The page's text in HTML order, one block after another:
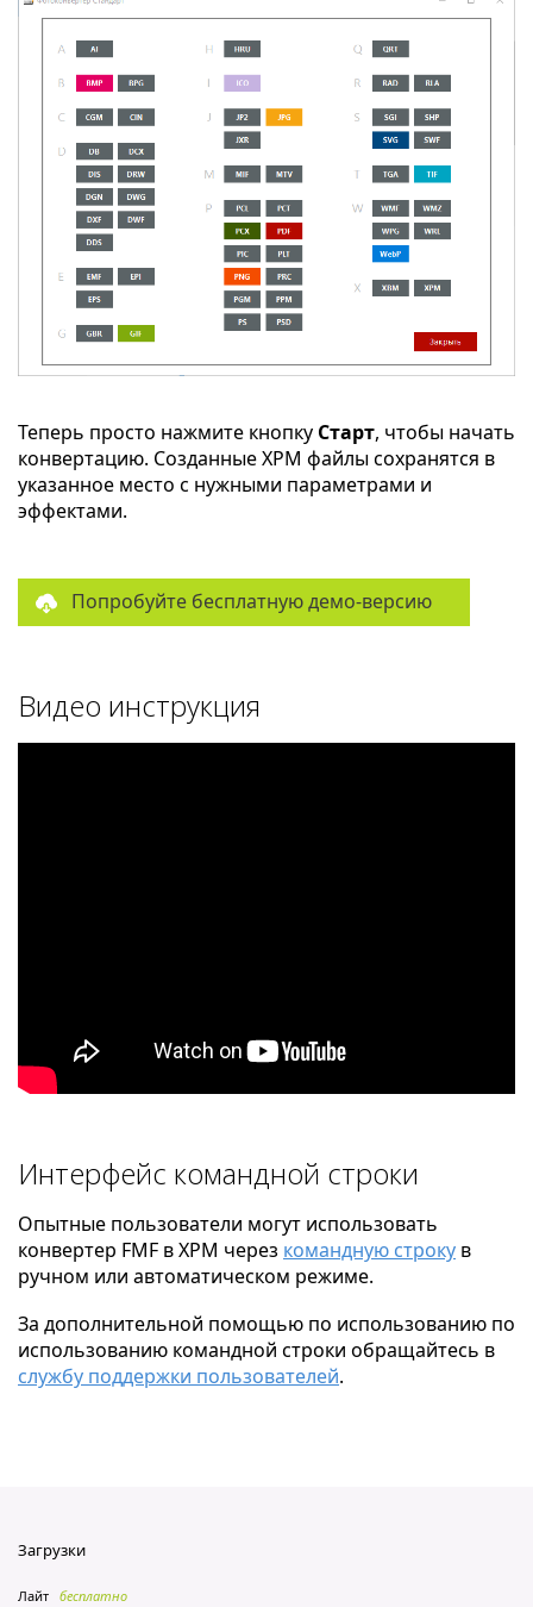
Теперь просто нажмите кнопку Старт, чтобы начать
конвертацию. Созданные XPM файлы сохранятся в
указанное место с нужными параметрами и
эффектами.
Попробуйте бесплатную демо-версию
Видео инструкция
Интерфейс командной строки
Опытные пользователи могут использовать
конвертер FMF в XPM через командную строку в
ручном или автоматическом режиме.
За дополнительной помощью по использованию по
использованию командной строки обращайтесь в
службу поддержки пользователей.
Загрузки
Лайт бесплатно